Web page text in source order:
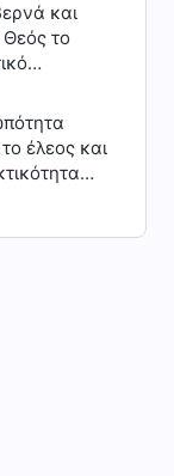
και
Θεός το
θανάτου
της
το έλεος και